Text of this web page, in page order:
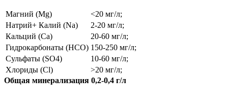
Магний (Mg)
<20 мг/л;
Натрий+ Калий (Na)
2-20 мг/л;
Кальций (Ca)
20-60 мг/л;
Гидрокарбонаты (HCO) 150-250 мг/л;
Сульфаты (SO4)
10-60 мг/л;
Хлориды (Cl)
>20 мг/л;
Общая минерализация 0,2-0,4 г/л